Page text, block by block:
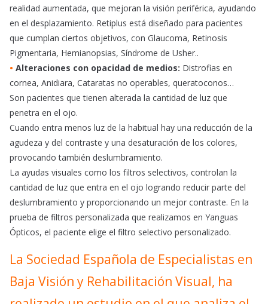
realidad aumentada, que mejoran la visión periférica, ayudando
en el desplazamiento. Retiplus está diseñado para pacientes
que cumplan ciertos objetivos, con Glaucoma, Retinosis
Pigmentaria, Hemianopsias, Síndrome de Usher..
• Alteraciones con opacidad de medios: Distrofias en
cornea, Anidiara, Cataratas no operables, queratoconos…
Son pacientes que tienen alterada la cantidad de luz que
penetra en el ojo.
Cuando entra menos luz de la habitual hay una reducción de la
agudeza y del contraste y una desaturación de los colores,
provocando también deslumbramiento.
La ayudas visuales como los filtros selectivos, controlan la
cantidad de luz que entra en el ojo logrando reducir parte del
deslumbramiento y proporcionando un mejor contraste. En la
prueba de filtros personalizada que realizamos en Yanguas
Ópticos, el paciente elige el filtro selectivo personalizado.
La Sociedad Española de Especialistas en
Baja Visión y Rehabilitación Visual, ha